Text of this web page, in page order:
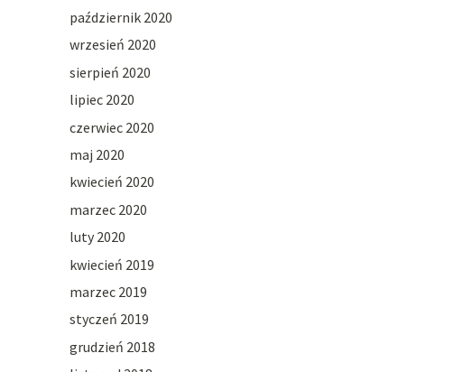
październik 2020
wrzesień 2020
sierpień 2020
lipiec 2020
czerwiec 2020
maj 2020
kwiecień 2020
marzec 2020
luty 2020
kwiecień 2019
marzec 2019
styczeń 2019
grudzień 2018